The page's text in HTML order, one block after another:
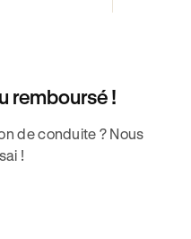
remboursé !
de conduite ? Nous
!